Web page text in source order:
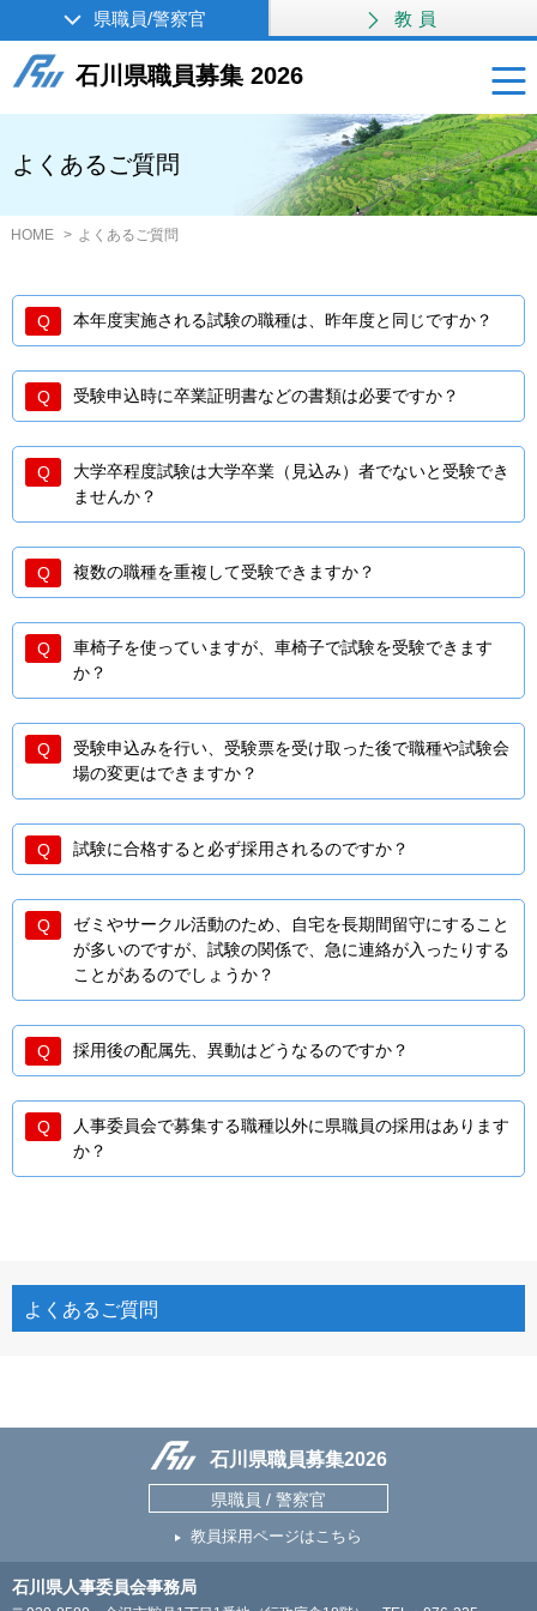
県職員/警察官 教員
石川県職員募集 2026
よくあるご質問
HOME よくあるご質問
本年度実施される試験の職種は、昨年度と同じですか？
受験申込時に卒業証明書などの書類は必要ですか？
大学卒程度試験は大学卒業（見込み）者でないと受験でき
ませんか？
複数の職種を重複して受験できますか？
車椅子を使っていますが、車椅子で試験を受験できます
か？
受験申込みを行い、受験票を受け取った後で職種や試験会
場の変更はできますか？
試験に合格すると必ず採用されるのですか？
ゼミやサークル活動のため、自宅を長期間留守にすること
が多いのですが、試験の関係で、急に連絡が入ったりする
ことがあるのでしょうか？
採用後の配属先、異動はどうなるのですか？
人事委員会で募集する職種以外に県職員の採用はあります
か？
よくあるご質問
石川県職員募集2026
県職員 / 警察官
教員採用ページはこちら
石川県人事委員会事務局